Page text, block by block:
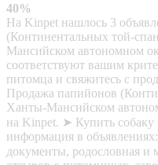
40%
На Kinpet нашлось 3
(Континентальных той-
Мансийском автономном
соответствуют вашим
питомца и свяжитесь с
Продажа папийонов
Ханты-Мансийском
на Kinpet. ➤ Купить
информация в
документы, родословная и